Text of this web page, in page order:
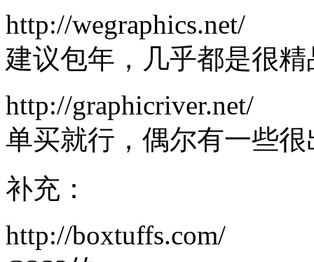
http://wegraphics.net/
建议包年，几乎都是很
http://graphicriver.net/
单买就行，偶尔有一些
补充：
http://boxtuffs.com/